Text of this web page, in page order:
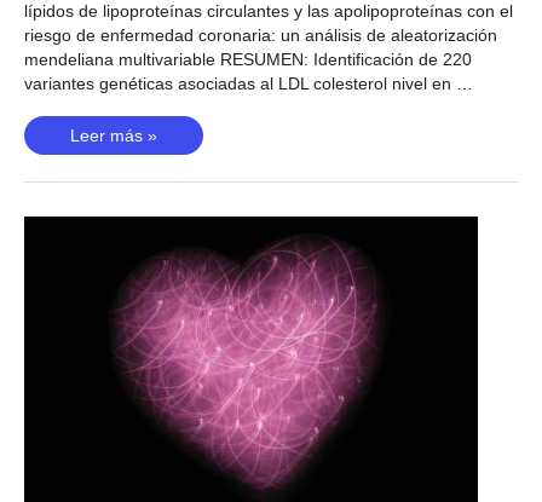
lípidos de lipoproteínas circulantes y las apolipoproteínas con el
riesgo de enfermedad coronaria: un análisis de aleatorización
mendeliana multivariable RESUMEN: Identificación de 220
variantes genéticas asociadas al LDL colesterol nivel en …
Nivel
de
colesterol
Leer más »